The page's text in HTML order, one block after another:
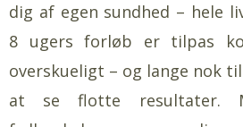
dig af egen sundhed – hele
8 ugers forløb er tilpas
overskueligt – og lange nok
at se flotte resultater.